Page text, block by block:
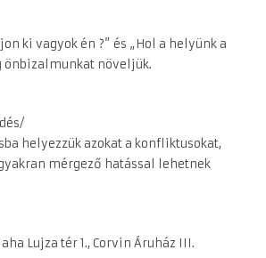
ki vagyok én ?” és „Hol a helyünk a
önbizalmunkat növeljük.
helyezzük azokat a konfliktusokat,
mérgező hatással lehetnek
Lujza tér 1., Corvin Áruház III.